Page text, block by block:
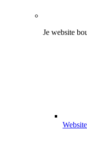
Je website